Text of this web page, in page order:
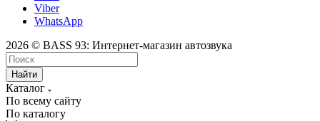
Viber
WhatsApp
2026 © BASS 93: Интернет-магазин автозвука
Найти
Каталог
По всему сайту
По каталогу